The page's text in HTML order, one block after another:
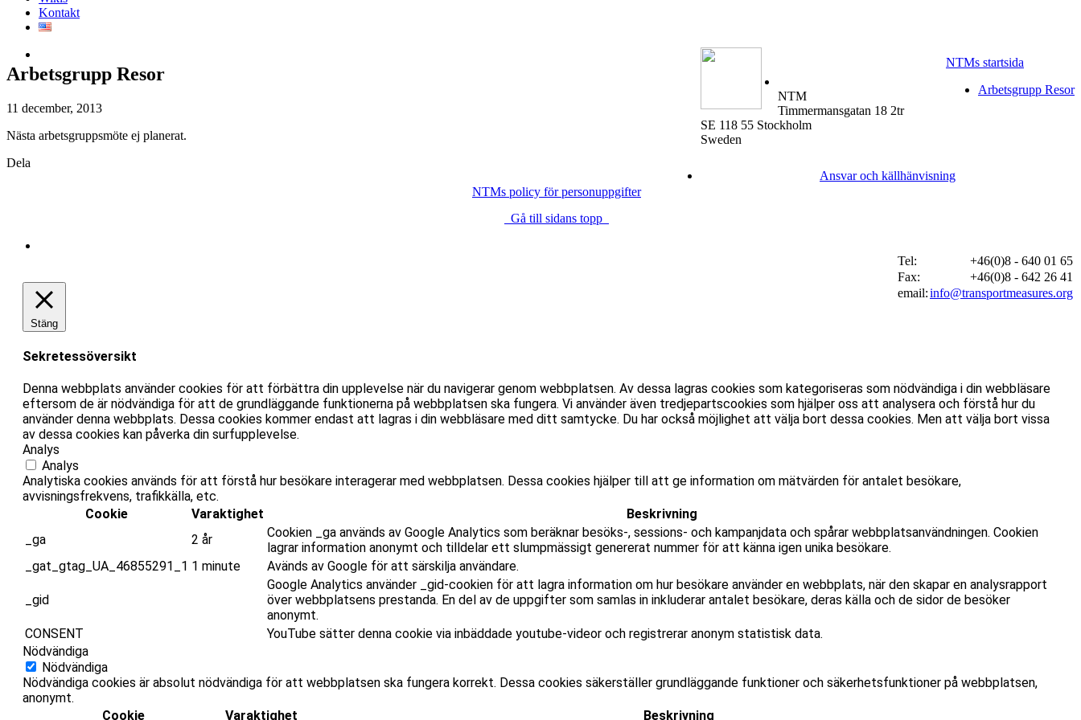
Kontakt
Arbetsgrupp Resor
11 december, 2013
Nästa arbetsgruppsmöte ej planerat.
Dela
NTMs startsida
Arbetsgrupp Resor
NTM
Timmermansgatan 18 2tr
SE 118 55 Stockholm
Sweden
Ansvar och källhänvisning
NTMs policy för personuppgifter
Gå till sidans topp
Tel:
+46(0)8 - 640 01 65
Fax:
+46(0)8 - 642 26 41
email:info@transportmeasures.org
Stäng
Sekretessöversikt
Denna webbplats använder cookies för att förbättra din upplevelse när du navigerar genom webbplatsen. Av dessa lagras cookies som kategoriseras som nödvändiga i din webbläsare
eftersom de är nödvändiga för att de grundläggande funktionerna på webbplatsen ska fungera. Vi använder även tredjepartscookies som hjälper oss att analysera och förstå hur du
använder denna webbplats. Dessa cookies kommer endast att lagras i din webbläsare med ditt samtycke. Du har också möjlighet att välja bort dessa cookies. Men att välja bort vissa
av dessa cookies kan påverka din surfupplevelse.
Analys
Analys
Analytiska cookies används för att förstå hur besökare interagerar med webbplatsen. Dessa cookies hjälper till att ge information om mätvärden för antalet besökare,
avvisningsfrekvens, trafikkälla, etc.
Cookie
Varaktighet
Beskrivning
_ga
2 år
Cookien _ga används av Google Analytics som beräknar besöks-, sessions- och kampanjdata och spårar webbplatsanvändningen. Cookien
lagrar information anonymt och tilldelar ett slumpmässigt genererat nummer för att känna igen unika besökare.
_gat_gtag_UA_46855291_1 1 minute Avänds av Google för att särskilja användare.
_gid
Google Analytics använder _gid-cookien för att lagra information om hur besökare använder en webbplats, när den skapar en analysrapport
över webbplatsens prestanda. En del av de uppgifter som samlas in inkluderar antalet besökare, deras källa och de sidor de besöker
anonymt.
CONSENT
YouTube sätter denna cookie via inbäddade youtube-videor och registrerar anonym statistisk data.
Nödvändiga
Nödvändiga
Nödvändiga cookies är absolut nödvändiga för att webbplatsen ska fungera korrekt. Dessa cookies säkerställer grundläggande funktioner och säkerhetsfunktioner på webbplatsen,
anonymt.
Cookie
Varaktighet Beskrivning